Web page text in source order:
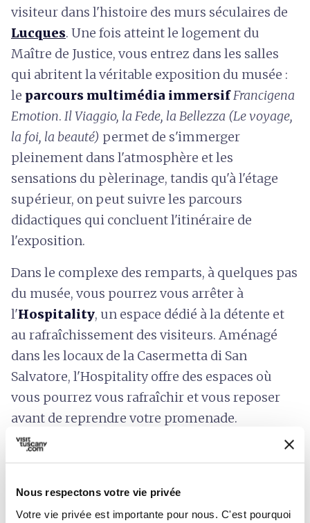
Nous respectons votre vie privée
Votre vie privée est importante pour nous. C'est pourquoi
visiteur dans l'histoire des murs séculaires de
Lucques. Une fois atteint le logement du
Maître de Justice, vous entrez dans les salles
qui abritent la véritable exposition du musée :
le parcours multimédia immersifFrancigena
Emotion. Il Viaggio, la Fede, la Bellezza (Le voyage,
la foi, la beauté) permet de s'immerger
pleinement dans l'atmosphère et les
sensations du pèlerinage, tandis qu'à l'étage
supérieur, on peut suivre les parcours
didactiques qui concluent l'itinéraire de
l'exposition.
Dans le complexe des remparts, à quelques pas
du musée, vous pourrez vous arrêter à
l'Hospitality, un espace dédié à la détente et
au rafraîchissement des visiteurs. Aménagé
dans les locaux de la Casermetta di San
Salvatore, l'Hospitality offre des espaces où
vous pourrez vous rafraîchir et vous reposer
avant de reprendre votre promenade.
Non loin du Via Francigena Entry Point se
couvent, ainsi que leMusée National de la
Villa Guinigi, dont les œuvres d'art racontent